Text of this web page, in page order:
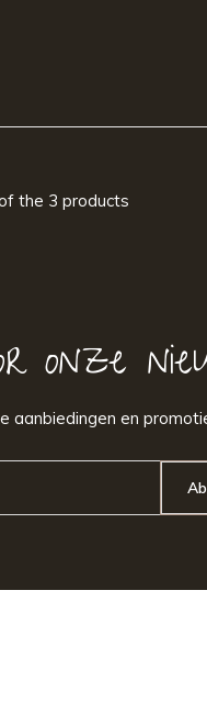
the 3 products
onze
aanbiedingen en